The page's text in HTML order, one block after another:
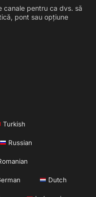
canale pentru ca dvs. să
pont sau opțiune
Turkish
Russian
Dutch